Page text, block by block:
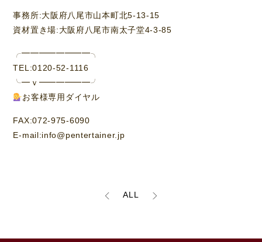
事務所:大阪府八尾市山本町北5-13-15
資材置き場:大阪府八尾市南太子堂4-3-85
╭━━━━━━━━╮
TEL:0120-52-1116
╰━ｖ━━━━━━╯
お客様専用ダイヤル
FAX:072-975-6090
E-mail:info@pentertainer.jp
ALL